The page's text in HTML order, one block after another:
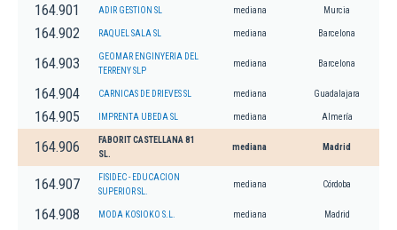
164.901 ADIR GESTION SL mediana Murcia
164.902 RAQUEL SALA SL mediana Barcelona
164.903
GEOMAR ENGINYERIA DEL
TERRENY SLP
mediana Barcelona
164.904 CARNICAS DE DRIEVES SL mediana Guadalajara
164.905 IMPRENTA UBEDA SL mediana Almería
164.906
FABORIT CASTELLANA 81
SL.
mediana Madrid
164.907
FISIDEC - EDUCACION
SUPERIOR SL.
mediana Córdoba
164.908 MODA KOSIOKO S.L. mediana Madrid